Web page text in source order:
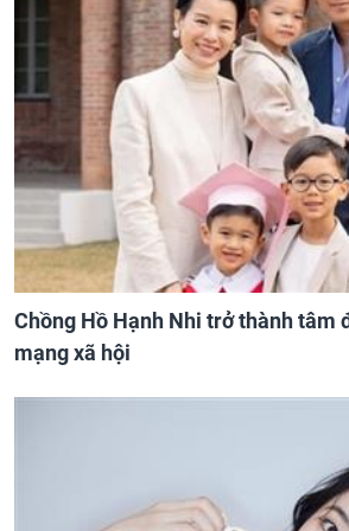
Chồng Hồ Hạnh Nhi trở thành tâm
mạng xã hội